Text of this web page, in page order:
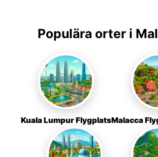
Populära orter i
Kuala Lumpur FlygplatsMalacca